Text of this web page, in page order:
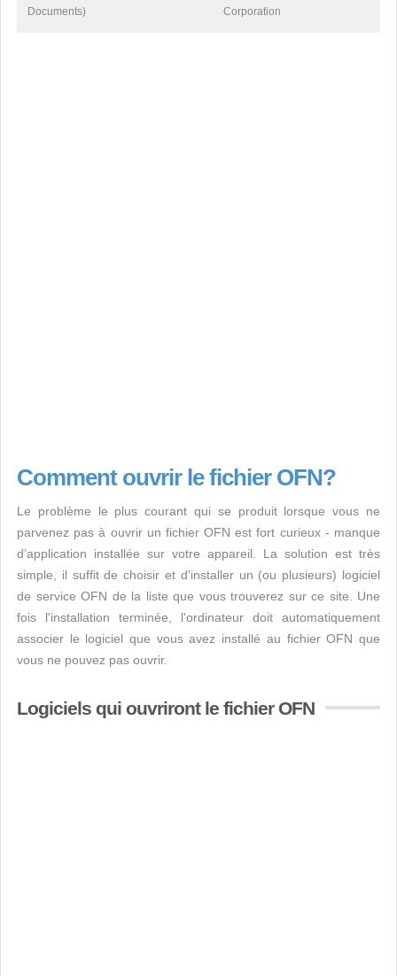
Documents)
Corporation
Comment ouvrir le fichier OFN?
Le problème le plus courant qui se produit lorsque vous ne
parvenez pas à ouvrir un fichier OFN est fort curieux - manque
d’application installée sur votre appareil. La solution est très
simple, il suffit de choisir et d'installer un (ou plusieurs) logiciel
de service OFN de la liste que vous trouverez sur ce site. Une
fois l'installation terminée, l'ordinateur doit automatiquement
associer le logiciel que vous avez installé au fichier OFN que
vous ne pouvez pas ouvrir.
Logiciels qui ouvriront le fichier OFN